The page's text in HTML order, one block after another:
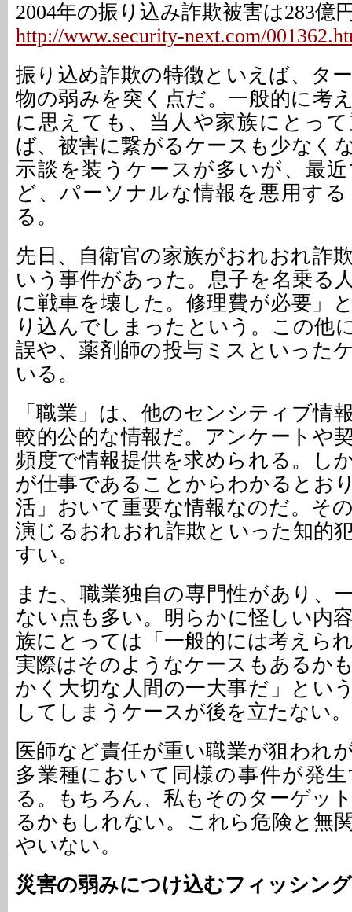
2004年の振り込み詐欺被害は283億
http://www.security-next.com/
振り込め詐欺の特徴といえば、タ
物の弱みを突く点だ。一般的に考
に思えても、当人や家族にとっ
ば、被害に繋がるケースも少なく
示談を装うケースが多いが、最
ど、パーソナルな情報を悪用す
る。
先日、自衛官の家族がおれおれ詐
いう事件があった。息子を名乗る
に戦車を壊した。修理費が必要」
り込んでしまったという。この他
誤や、薬剤師の投与ミスといった
いる。
「職業」は、他のセンシティブ情
較的公的な情報だ。アンケートや
頻度で情報提供を求められる。し
が仕事であることからわかるとお
活」おいて重要な情報なのだ。そ
演じるおれおれ詐欺といった知的
すい。
また、職業独自の専門性があり、
ない点も多い。明らかに怪しい内
族にとっては「一般的には考えら
実際はそのようなケースもあるか
かく大切な人間の一大事だ」とい
してしまうケースが後を立たない。
医師など責任が重い職業が狙われ
多業種において同様の事件が発
る。もちろん、私もそのターゲッ
るかもしれない。これら危険と無
やいない。
災害の弱みにつけ込むフィッシン